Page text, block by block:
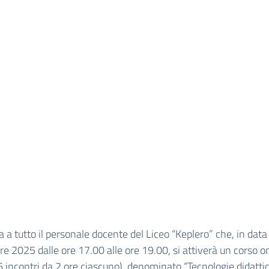
a tutto il personale docente del Liceo “Keplero” che, in
2025 dalle ore 17.00 alle ore 19.00, si attiverà un corso